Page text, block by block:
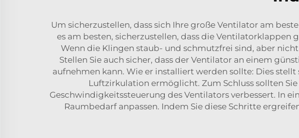
Um sicherzustellen, dass sich Ihre große Ventilator am
es am besten, sicherzustellen, dass die
Wenn die Klingen staub- und schmutzfrei sind, aber
Stellen Sie auch sicher, dass der Ventilator an einem
aufnehmen kann. Wie er installiert werden sollte: Dies
Luftzirkulation ermöglicht. Zum Schluss sollten
Geschwindigkeitssteuerung des Ventilators verbessert. In
Raumbedarf anpassen. Indem Sie diese Schritte